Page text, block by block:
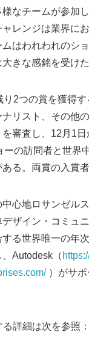
なチームが参加
レンジは業界に
はわれわれのシ
きな感銘を受けた
2つの賞を獲得
リスト、その他
審査し、12月1
の訪問者と世界
る。両賞の入賞
心地ロサンゼル
ザイン・コミュ
る世界唯一の年
Autodesk（
）がサポ
詳細は次を参照：